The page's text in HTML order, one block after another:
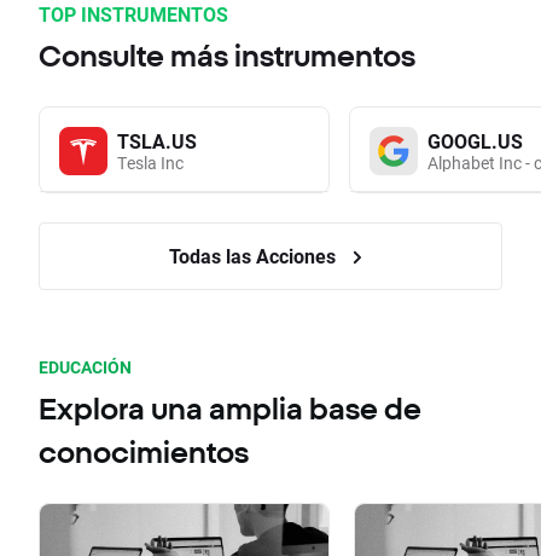
TOP INSTRUMENTOS
Consulte más instrumentos
TSLA.US
Tesla Inc
GOOGL.US
Alphabet Inc -
Todas las Acciones
EDUCACIÓN
Explora una amplia base de
conocimientos